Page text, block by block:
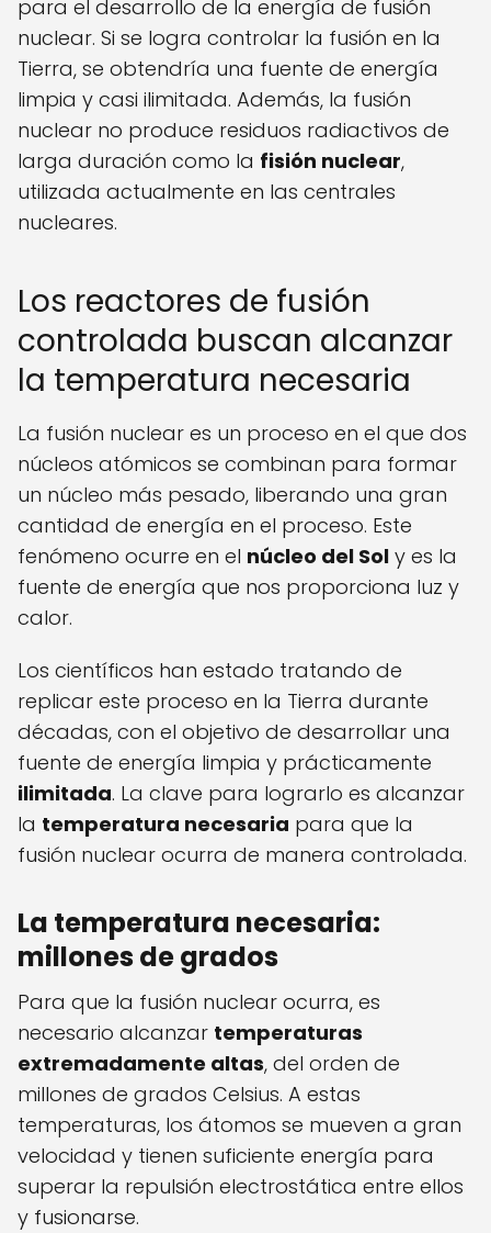
para el desarrollo de la energía de fusión
nuclear. Si se logra controlar la fusión en la
Tierra, se obtendría una fuente de energía
limpia y casi ilimitada. Además, la fusión
nuclear no produce residuos radiactivos de
larga duración como la fisión nuclear,
utilizada actualmente en las centrales
nucleares.
Los reactores de fusión
controlada buscan alcanzar
la temperatura necesaria
La fusión nuclear es un proceso en el que dos
núcleos atómicos se combinan para formar
un núcleo más pesado, liberando una gran
cantidad de energía en el proceso. Este
fenómeno ocurre en el núcleo del Sol y es la
fuente de energía que nos proporciona luz y
calor.
Los científicos han estado tratando de
replicar este proceso en la Tierra durante
décadas, con el objetivo de desarrollar una
fuente de energía limpia y prácticamente
ilimitada. La clave para lograrlo es alcanzar
la temperatura necesaria para que la
fusión nuclear ocurra de manera controlada.
La temperatura necesaria:
millones de grados
Para que la fusión nuclear ocurra, es
necesario alcanzar temperaturas
extremadamente altas, del orden de
millones de grados Celsius. A estas
temperaturas, los átomos se mueven a gran
velocidad y tienen suficiente energía para
superar la repulsión electrostática entre ellos
y fusionarse.